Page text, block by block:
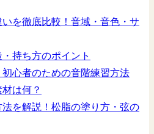
を徹底比較！音域・音色・サ
持ち方のポイント
心者のための音階練習方法
は何？
を解説！松脂の塗り方・弦の